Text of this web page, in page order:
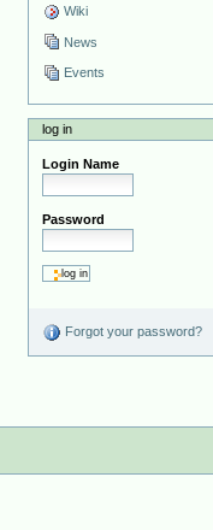
Wiki
News
Events
log in
Login Name
Password
Forgot your password?